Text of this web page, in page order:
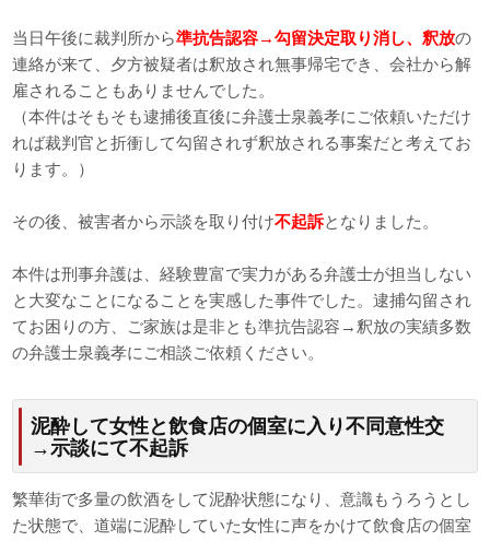
当日午後に裁判所から準抗告認容→勾留決定取り消し、釈放の
連絡が来て、夕方被疑者は釈放され無事帰宅でき、会社から解
雇されることもありませんでした。
（本件はそもそも逮捕後直後に弁護士泉義孝にご依頼いただけ
れば裁判官と折衝して勾留されず釈放される事案だと考えてお
ります。）
その後、被害者から示談を取り付け不起訴となりました。
本件は刑事弁護は、経験豊富で実力がある弁護士が担当しない
と大変なことになることを実感した事件でした。逮捕勾留され
てお困りの方、ご家族は是非とも準抗告認容→釈放の実績多数
の弁護士泉義孝にご相談ご依頼ください。
泥酔して女性と飲食店の個室に入り不同意性交
→示談にて不起訴
繁華街で多量の飲酒をして泥酔状態になり、意識もうろうとし
た状態で、道端に泥酔していた女性に声をかけて飲食店の個室